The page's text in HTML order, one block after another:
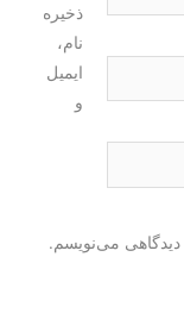
ذخیره
نام،
ایمیل
و
می‌نویسم.